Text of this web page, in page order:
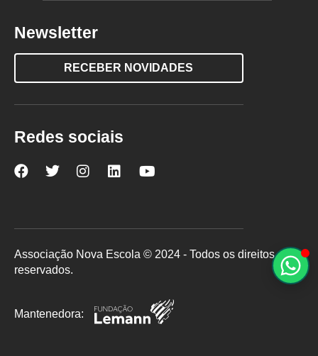
Newsletter
RECEBER NOVIDADES
Redes sociais
Nova
Facebook
Nova
Twitter
Nova
Instagram
Nova
LinkedInYouTube
Associação Nova Escola © 2024 - Todos os direitos
reservados.
Mantenedora: